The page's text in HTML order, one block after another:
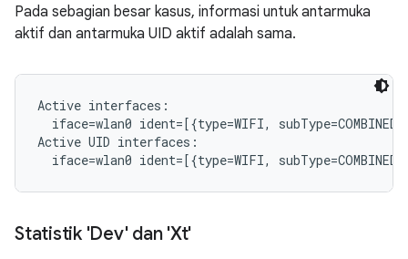
Pada sebagian besar kasus, informasi untuk antarmuka
aktif dan antarmuka UID aktif adalah sama.
Active interfaces:
iface=wlan0 ident=[{type=WIFI,
Active UID interfaces:
Statistik 'Dev' dan 'Xt'